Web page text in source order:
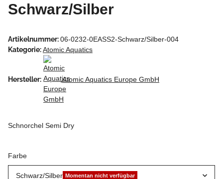
Schwarz/Silber
Artikelnummer:06-0232-0EASS2-Schwarz/Silber-004
Kategorie:Atomic Aquatics
Hersteller: Atomic Aquatics Europe GmbH
Schnorchel Semi Dry
Farbe
Schwarz/Silber Momentan nicht verfügbar